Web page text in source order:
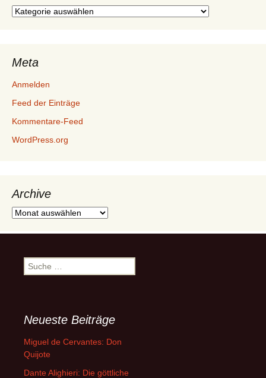
Kategorien
Meta
Anmelden
Feed der Einträge
Kommentare-Feed
WordPress.org
Archive
Archive
Suche
nach:
Neueste Beiträge
Miguel de Cervantes: Don
Quijote
Dante Alighieri: Die göttliche